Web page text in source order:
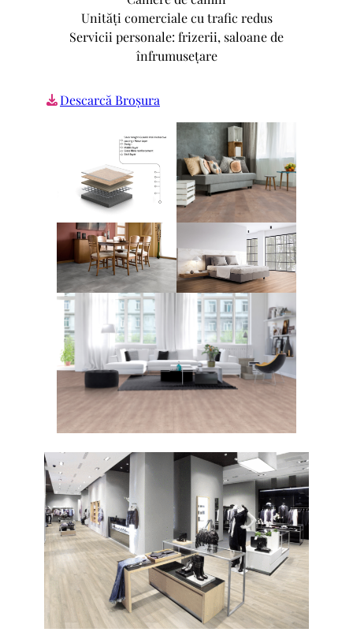
Unități comerciale cu trafic redus
Servicii personale: frizerii, saloane de
înfrumusețare
Descarcă Broșura